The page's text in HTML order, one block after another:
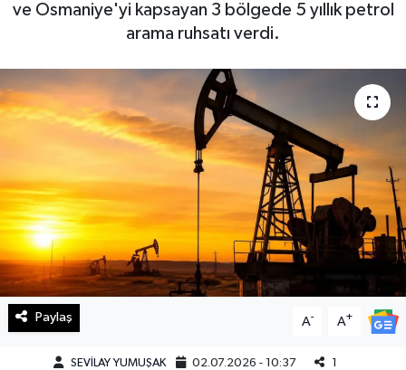
ve Osmaniye'yi kapsayan 3 bölgede 5 yıllık petrol
arama ruhsatı verdi.
Paylaş A- A+
SEVİLAY YUMUŞAK 02.07.2026 - 10:37 1
Haberde İnsan
Kültür Sanat
Magazin
Manşetler
Resmi İlan
Sağlık
Spor